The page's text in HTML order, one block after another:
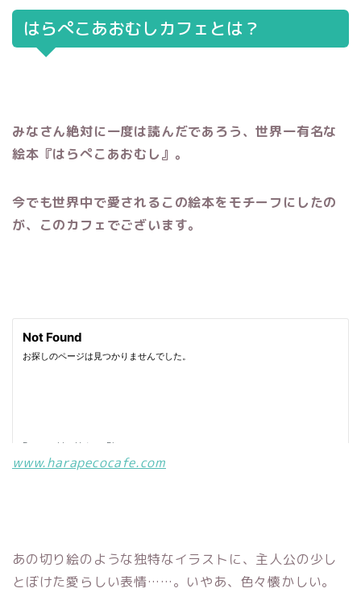
はらぺこあおむしカフェとは？
みなさん絶対に一度は読んだであろう、世界一有名な
絵本『はらぺこあおむし』。
今でも世界中で愛されるこの絵本をモチーフにしたの
が、このカフェでございます。
www.harapecocafe.com
あの切り絵のような独特なイラストに、主人公の少し
とぼけた愛らしい表情……。いやあ、色々懐かしい。